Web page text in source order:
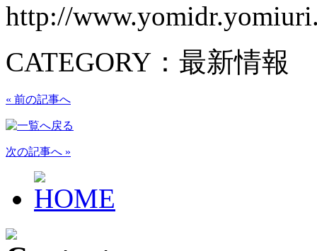
http://
CATEGORY：最新情報
« 前の記事へ
次の記事へ »